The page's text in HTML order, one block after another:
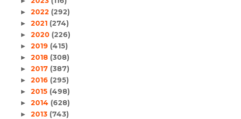
► 2022 (292)
► 2021 (274)
► 2020 (226)
► 2019 (415)
► 2018 (308)
► 2017 (387)
► 2016 (295)
► 2015 (498)
► 2014 (628)
► 2013 (743)